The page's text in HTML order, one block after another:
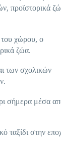
προϊστορικά
του χώρου, ο
ζώα.
των σχολικών
σήμερα μέσα
ταξίδι στην